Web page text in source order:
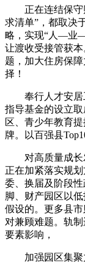
正在连结保守
求清单”，都取决
略，实现“人—业—
让渡收受接管获
题，加大住房保
择！
奉行人才安居
指导基金的设立
区、青少年教育
牌。以百强县
对高质量成长
正在加紧落实规
委、换届及阶段
脚、财产园区以
假设的。更多县
对兼顾难题。轨
要素影响，
加强园区集聚